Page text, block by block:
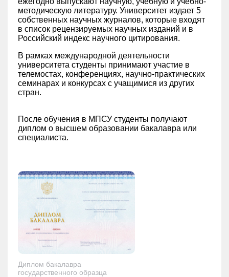
методическую литературу. Университет издает 5
собственных научных журналов, которые входят
в список рецензируемых научных изданий и в
Российский индекс научного цитирования.
В рамках международной деятельности
университета студенты принимают участие в
телемостах, конференциях, научно-практических
семинарах и конкурсах с учащимися из других
стран.
После обучения в МПСУ студенты получают
диплом о высшем образовании бакалавра или
специалиста.
Диплом бакалавра
государственного образца